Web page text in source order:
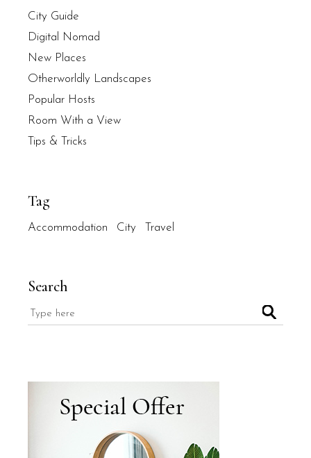
City Guide
Digital Nomad
New Places
Otherworldly Landscapes
Popular Hosts
Room With a View
Tips & Tricks
Tag
Accommodation City Travel
Search